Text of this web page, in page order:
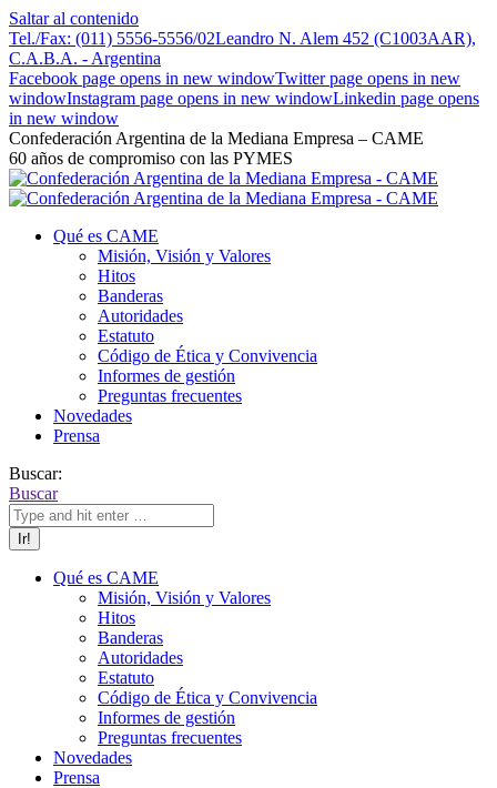
Saltar al contenido
Tel./Fax: (011) 5556-5556/02Leandro N. Alem 452 (C1003AAR),
C.A.B.A. - Argentina
Facebook page opens in new windowTwitter page opens in new
windowInstagram page opens in new windowLinkedin page opens
in new window
Confederación Argentina de la Mediana Empresa – CAME
60 años de compromiso con las PYMES
Qué es CAME
Misión, Visión y Valores
Hitos
Banderas
Autoridades
Estatuto
Código de Ética y Convivencia
Informes de gestión
Preguntas frecuentes
Novedades
Prensa
Buscar:
Buscar
Qué es CAME
Misión, Visión y Valores
Hitos
Banderas
Autoridades
Estatuto
Código de Ética y Convivencia
Informes de gestión
Preguntas frecuentes
Novedades
Prensa